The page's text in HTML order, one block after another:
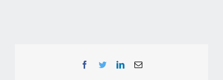
Facebook
TwitterLinkedInEmail